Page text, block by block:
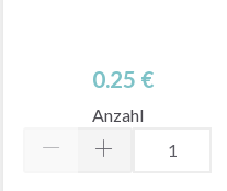
0.25 €
Anzahl